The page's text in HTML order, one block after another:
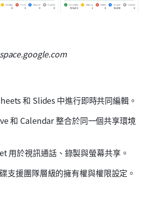
和 Slides 中進行即時共同編輯。
和 Calendar 整合於同一個共享環境
用於視訊通話、錄製與螢幕共享。
支援團隊層級的擁有權與權限設定。